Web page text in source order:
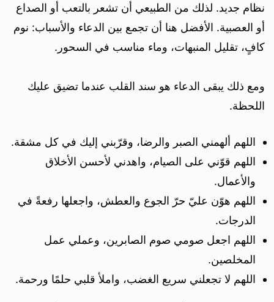
نظام جديد. لذلك من الطبيعي أن تشعر بالتعب أو الصداع
أو العصبية. الأفضل هنا أن تجمع بين الدعاء والأسباب: نوم
كافٍ، تقليل المنبهات، وماء مناسب في السحور.
ومع ذلك يبقى الدعاء هو سند القلب عندما تضيق عليك
اللحظة.
اللهم ألهمني الصبر والرضا، وقرّبني إليك في كل مشقة.
اللهم قوّني على الصيام، واهدني لأحسن الأخلاق
والأعمال.
اللهم هوّن عليّ حرّ الجوع والعطش، واجعلها رفعةً في
الدرجات.
اللهم اجعل صومي صوم الصابرين، وعملي عمل
المخلصين.
اللهم لا تجعلني سريع الغضب، واملأ قلبي حلمًا ورحمة.